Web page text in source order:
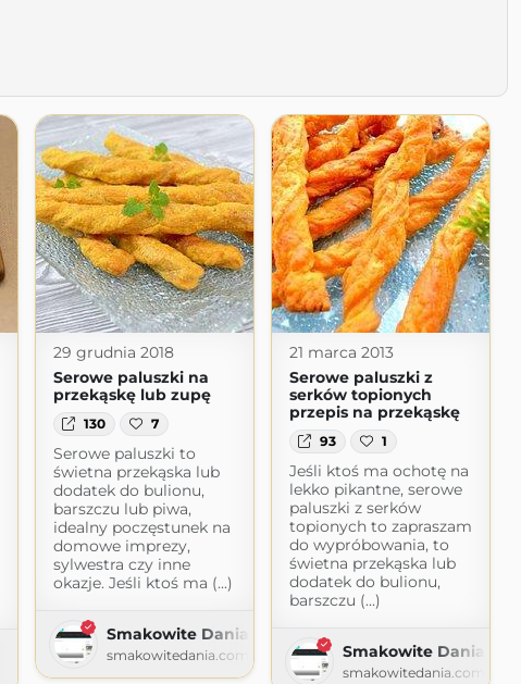
29 grudnia 2018
Serowe paluszki na
przekąskę lub zupę
130 7
Serowe paluszki to
świetna przekąska lub
dodatek do bulionu,
barszczu lub piwa,
idealny poczęstunek na
domowe imprezy,
sylwestra czy inne
okazje. Jeśli ktoś ma (...)
Smakowite Dania
smakowitedania.com
21 marca 2013
Serowe paluszki z
serków topionych
przepis na przekąskę
93 1
Jeśli ktoś ma ochotę na
lekko pikantne, serowe
paluszki z serków
topionych to zapraszam
do wypróbowania, to
świetna przekąska lub
dodatek do bulionu,
barszczu (...)
Smakowite Dania
smakowitedania.com